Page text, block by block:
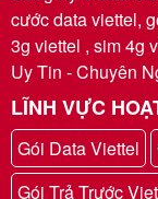
cước data viettel,
3g viettel , sim 4g
Uy Tin - Chuyên
LĨNH VỰC
Gói Data Viettel
Gói Trả Trước